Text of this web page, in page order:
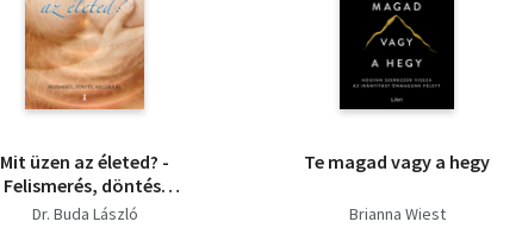
Mit üzen az életed? -
Felismerés, döntés,
megújulás
Dr. Buda László
Te magad vagy a hegy
Brianna Wiest